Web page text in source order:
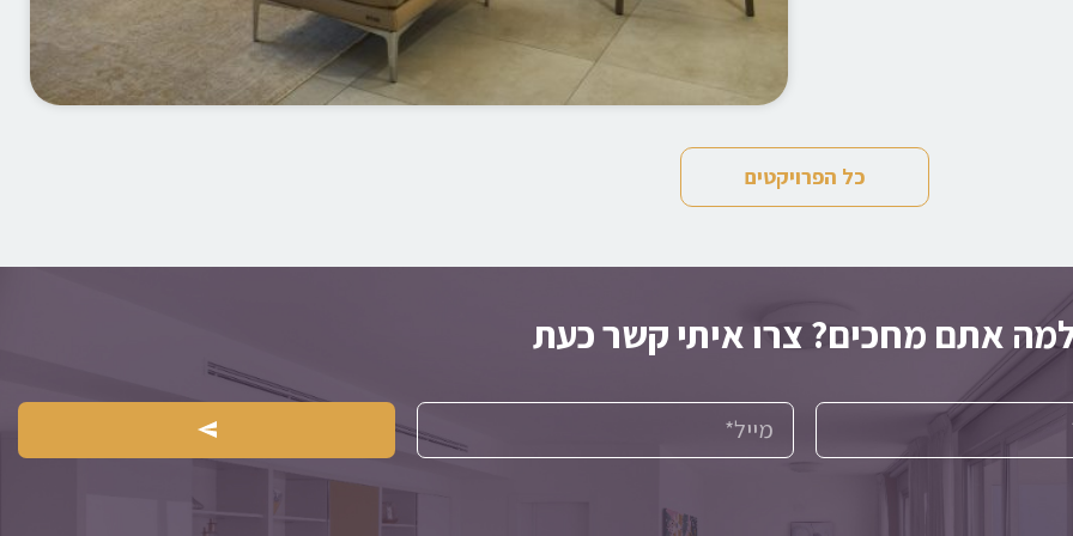
כל הפרויקטים
אתם מחכים? צרו איתי קשר כעת